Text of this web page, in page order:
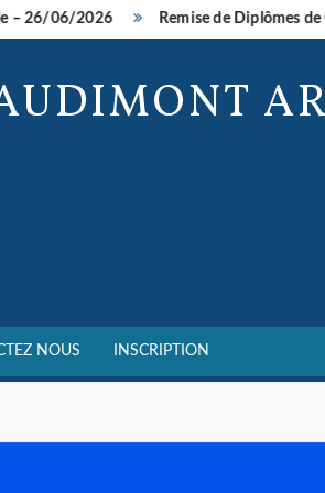
06/2026 Remise de Diplômes de
NOUS INSCRIPTION